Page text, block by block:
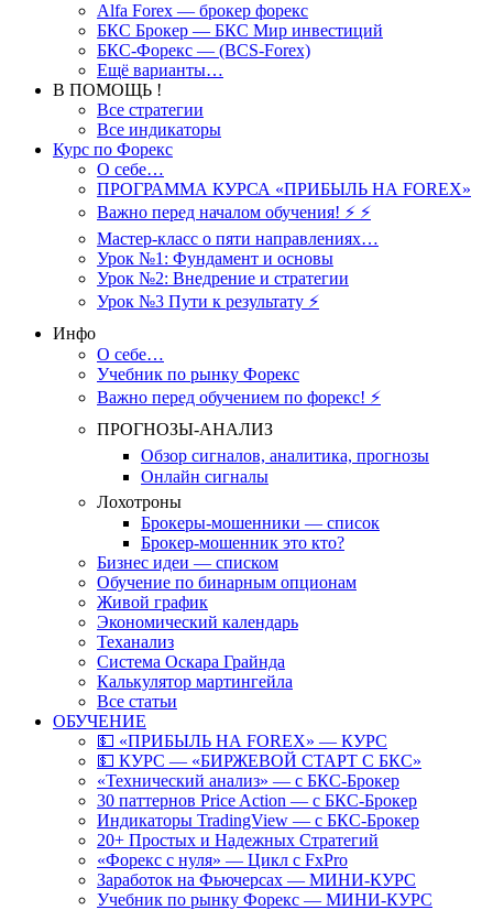
Alfa Forex — брокер форекс
БКС Брокер — БКС Мир инвестиций
БКС-Форекс — (BCS-Forex)
Ещё варианты…
В ПОМОЩЬ !
Все стратегии
Все индикаторы
Курс по Форекс
О себе…
ПРОГРАММА КУРСА «ПРИБЫЛЬ НА FOREX»
Важно перед началом обучения! ⚡ ⚡
Мастер-класс о пяти направлениях…
Урок №1: Фундамент и основы
Урок №2: Внедрение и стратегии
Урок №3 Пути к результату ⚡️
Инфо
О себе…
Учебник по рынку Форекс
Важно перед обучением по форекс! ⚡
ПРОГНОЗЫ-АНАЛИЗ
Обзор сигналов, аналитика, прогнозы
Онлайн сигналы
Лохотроны
Брокеры-мошенники — список
Брокер-мошенник это кто?
Бизнес идеи — списком
Обучение по бинарным опционам
Живой график
Экономический календарь
Теханализ
Система Оскара Грайнда
Калькулятор мартингейла
Все статьи
ОБУЧЕНИЕ
💵 «ПРИБЫЛЬ НА FOREX» — КУРС
💵 КУРС — «БИРЖЕВОЙ СТАРТ С БКС»
«Технический анализ» — с БКС-Брокер
30 паттернов Price Action — с БКС-Брокер
Индикаторы TradingView — с БКС-Брокер
20+ Простых и Надежных Стратегий
«Форекс с нуля» — Цикл с FxPro
Заработок на Фьючерсах — МИНИ-КУРС
Учебник по рынку Форекс — МИНИ-КУРС